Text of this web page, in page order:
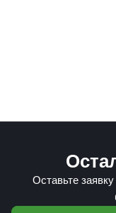
Оставьте